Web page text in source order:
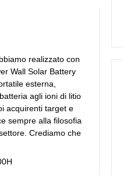
realizzato con
Wall Solar Battery
esterna,
agli ioni di litio
acquirenti target e
sempre alla filosofia
Crediamo che